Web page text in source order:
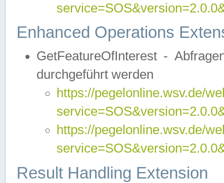
Enhanced Operations
GetFeatureOfInterest -
durchgeführt werden
https://pegelonline.wsv.de/
https://pegelonline.wsv.de/
Result Handling Extension